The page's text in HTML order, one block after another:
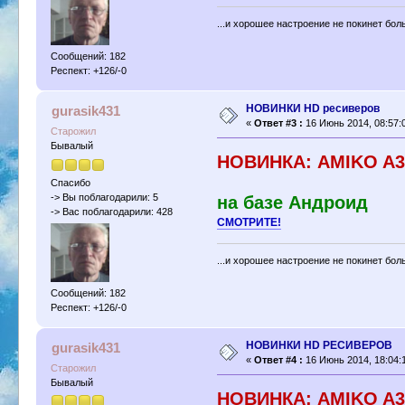
Сообщений: 182
Респект: +126/-0
...и хорошее настроение не покинет
gurasik431
Старожил
Бывалый
Спасибо
-> Вы поблагодарили: 5
-> Вас поблагодарили: 428
Сообщений: 182
Респект: +126/-0
НОВИНКИ HD ресиверов
«Ответ #3 : 16 Июнь 2014,
НОВИНКА: АMIKO A3
на базе Андроид
CМОТРИТЕ!
...и хорошее настроение не покинет
gurasik431
Старожил
Бывалый
НОВИНКИ HD РЕСИВЕРОВ
«Ответ #4 : 16 Июнь 2014,
НОВИНКА: АMIKO A3